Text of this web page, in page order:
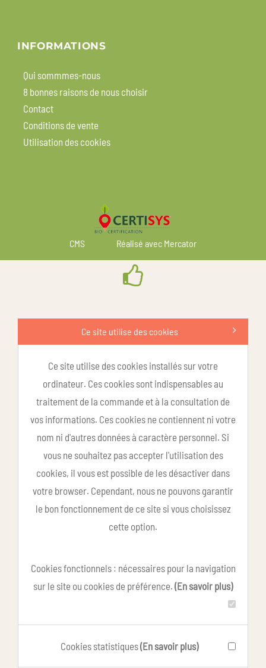
INFORMATIONS
Qui sommmes-nous
8 bonnes raisons de nous choisir
Contact
Conditions de vente
Utilisation des cookies
CMS Réalisé avec Mercator
Ce site utilise des cookies
Ce site utilise des cookies installés sur votre
ordinateur. Ces cookies sont indispensables au
traitement de la commande et à la consultation de
vos informations. Ces cookies ne contiennent ni votre
nom ni d'autres données à caractère personnel. Si
vous ne souhaitez pas accepter l'utilisation des
cookies, il vous est possible de les désactiver dans
votre browser. Cependant, nous ne pouvons garantir
le bon fonctionnement de ce site si vous choisissez
cette option.
Cookies fonctionnels : nécessaires pour la navigation
sur le site ou cookies de préférence. (En savoir plus)
Cookies statistiques(En savoir plus)